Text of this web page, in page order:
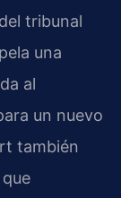
tribunal
una
al
un nuevo
también